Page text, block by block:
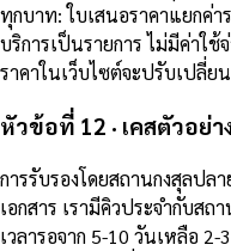
ทุกบาท: ใบเสนอราคาแยกค่า
บริการเป็นรายการ ไม่มีค่าใ
ราคาในเว็บไซต์จะปรับเปลี่ยน
หัวข้อที่ 12 · เคสตัวอย่
การรับรองโดยสถานกงสุลป
เอกสาร เรามีคิวประจำกับส
เวลารอจาก 5-10 วันเหลือ